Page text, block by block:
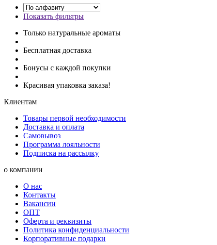
Показать фильтры
Только натуральные ароматы
Бесплатная доставка
Бонусы с каждой покупки
Красивая упаковка заказа!
Клиентам
Товары первой необходимости
Доставка и оплата
Самовывоз
Программа лояльности
Подписка на рассылку
о компании
О нас
Контакты
Вакансии
ОПТ
Оферта и реквизиты
Политика конфиденциальности
Корпоративные подарки